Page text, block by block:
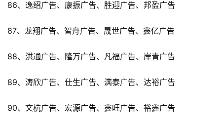
86、逸绍广告、康振广告、胜迎广告、邦盈广告
87、龙翔广告、智舟广告、晟世广告、鑫亿广告
88、洪通广告、隆万广告、凡福广告、岸青广告
89、涛欣广告、仕生广告、满泰广告、达裕广告
90、文杭广告、宏源广告、鑫旺广告、裕鑫广告